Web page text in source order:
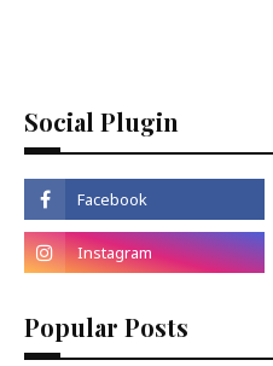
Social Plugin
Popular Posts